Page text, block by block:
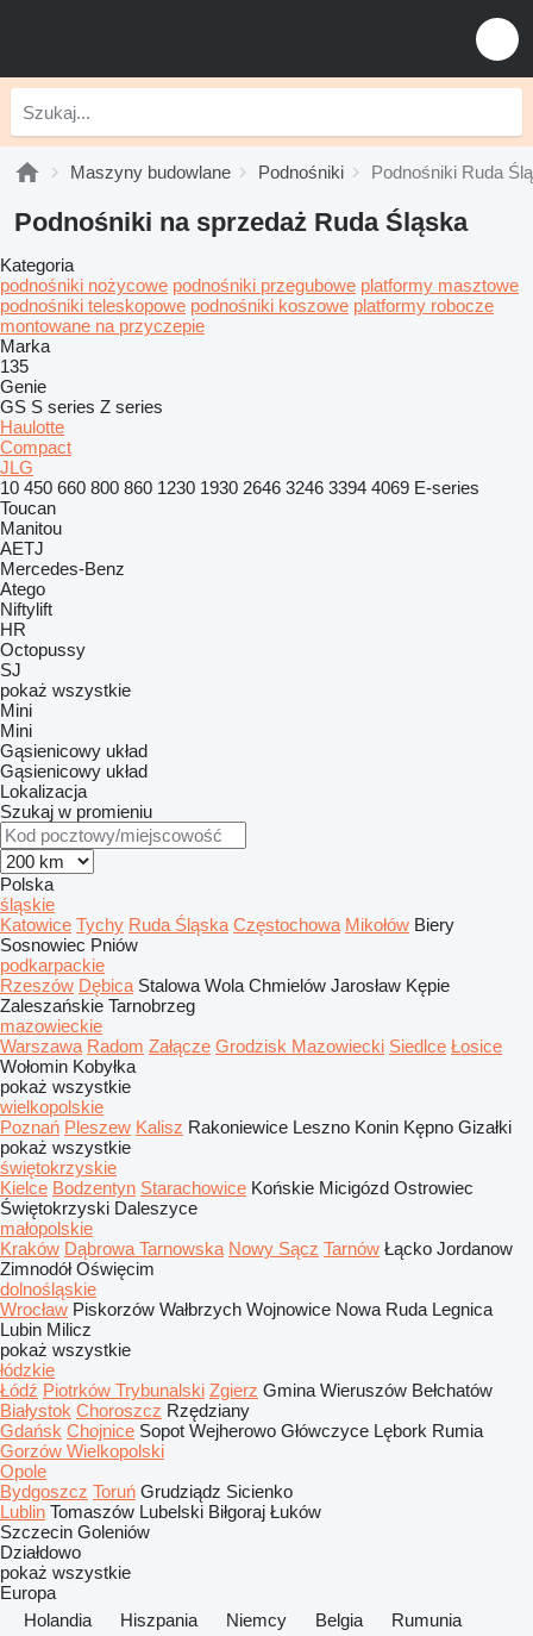
Maszyny budowlane Podnośniki Podnośniki Ruda
Podnośniki na sprzedaż Ruda Śląska
Kategoria
podnośniki nożycowe podnośniki przegubowe platformy masztowe
podnośniki teleskopowe podnośniki koszowe platformy robocze
montowane na przyczepie
Marka
135
Genie
GS S series Z series
Haulotte
Compact
JLG
10 450 660 800 860 1230 1930 2646 3246 3394 4069 E-series
Toucan
Manitou
AETJ
Mercedes-Benz
Atego
Niftylift
HR
Octopussy
SJ
pokaż wszystkie
Mini
Mini
Gąsienicowy układ
Gąsienicowy układ
Lokalizacja
Szukaj w promieniu
Polska
śląskie
Katowice Tychy Ruda Śląska Częstochowa Mikołów Biery
Sosnowiec Pniów
podkarpackie
Rzeszów Dębica Stalowa Wola Chmielów Jarosław Kępie
Zaleszańskie Tarnobrzeg
mazowieckie
Warszawa Radom Załącze Grodzisk Mazowiecki Siedlce Łosice
Wołomin Kobyłka
pokaż wszystkie
wielkopolskie
Poznań Pleszew Kalisz Rakoniewice Leszno Konin Kępno Gizałki
pokaż wszystkie
świętokrzyskie
Kielce Bodzentyn Starachowice Końskie Micigózd Ostrowiec
Świętokrzyski Daleszyce
małopolskie
Kraków Dąbrowa Tarnowska Nowy Sącz Tarnów Łącko Jordanow
Zimnodół Oświęcim
dolnośląskie
Wrocław Piskorzów Wałbrzych Wojnowice Nowa Ruda Legnica
Lubin Milicz
pokaż wszystkie
łódzkie
Łódź Piotrków Trybunalski Zgierz Gmina Wieruszów Bełchatów
Białystok Choroszcz Rzędziany
Gdańsk Chojnice Sopot Wejherowo Główczyce Lębork Rumia
Gorzów Wielkopolski
Opole
Bydgoszcz Toruń Grudziądz Sicienko
Lublin Tomaszów Lubelski Biłgoraj Łuków
Szczecin Goleniów
Działdowo
pokaż wszystkie
Europa
Holandia
Hiszpania Niemcy Belgia
Rumunia